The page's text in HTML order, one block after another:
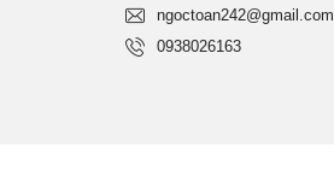
ngoctoan242@gmail.com
0938026163